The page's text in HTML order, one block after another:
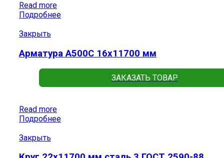
Read more
Подробнее
Закрыть
Арматура А500С 16х11700 мм
ЗАКАЗАТЬ ТОВАР
Read more
Подробнее
Закрыть